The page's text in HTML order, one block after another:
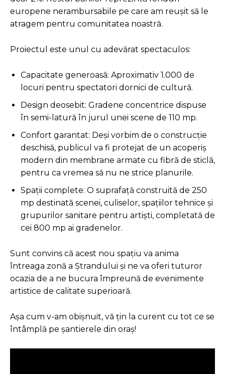
europene nerambursabile pe care am reușit să le
atragem pentru comunitatea noastră.
Proiectul este unul cu adevărat spectaculos:
Capacitate generoasă: Aproximativ 1.000 de
locuri pentru spectatori dornici de cultură.
Design deosebit: Gradene concentrice dispuse
în semi-latură în jurul unei scene de 110 mp.
Confort garantat: Deși vorbim de o construcție
deschisă, publicul va fi protejat de un acoperiș
modern din membrane armate cu fibră de sticlă,
pentru ca vremea să nu ne strice planurile.
Spații complete: O suprafață construită de 250
mp destinată scenei, culiselor, spațiilor tehnice și
grupurilor sanitare pentru artiști, completată de
cei 800 mp ai gradenelor.
Sunt convins că acest nou spațiu va anima
întreaga zonă a Ștrandului și ne va oferi tuturor
ocazia de a ne bucura împreună de evenimente
artistice de calitate superioară.
Așa cum v-am obișnuit, vă țin la curent cu tot ce se
întâmplă pe șantierele din oraș!